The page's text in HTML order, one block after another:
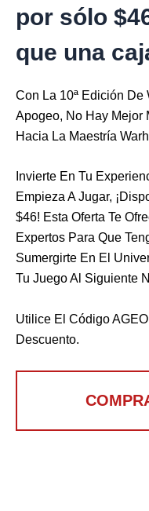
por sólo
que una
Con La 10ª Edición De
Apogeo, No Hay Mejor
Hacia La Maestría
Invierte En Tu
Empieza A Jugar,
$46! Esta Oferta Te
Expertos Para Que
Sumergirte En El
Tu Juego Al Siguiente
Utilice El Código
Descuento.